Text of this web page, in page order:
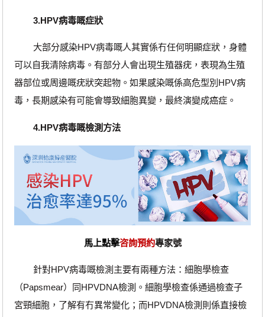
3.HPV病毒嘅症狀
大部分感染HPV病毒嘅人其實係冇任何明顯症狀，身體
可以自我清除病毒。有部分人會出現生殖器疣，表現為生殖
器部位或周邊嘅疣狀突起物。如果感染嘅係高危型別HPV病
毒，長期感染有可能會導致細胞異變，最終演變成癌症。
4.HPV病毒嘅檢測方法
馬上點擊咨詢預約專家號
針對HPV病毒嘅檢測主要有兩種方法：細胞學檢查
（Papsmear）同HPVDNA檢測。細胞學檢查係通過檢查子
宮頸細胞，了解有冇異常變化；而HPVDNA檢測則係直接檢